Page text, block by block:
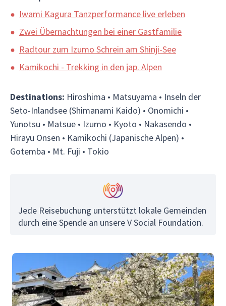
Iwami Kagura Tanzperformance live erleben
Zwei Übernachtungen bei einer Gastfamilie
Radtour zum Izumo Schrein am Shinji-See
Kamikochi - Trekking in den jap. Alpen
Destinations: Hiroshima • Matsuyama • Inseln der
Seto-Inlandsee (Shimanami Kaido) • Onomichi •
Yunotsu • Matsue • Izumo • Kyoto • Nakasendo •
Hirayu Onsen • Kamikochi (Japanische Alpen) •
Gotemba • Mt. Fuji • Tokio
Jede Reisebuchung unterstützt lokale Gemeinden
durch eine Spende an unsere V Social Foundation.